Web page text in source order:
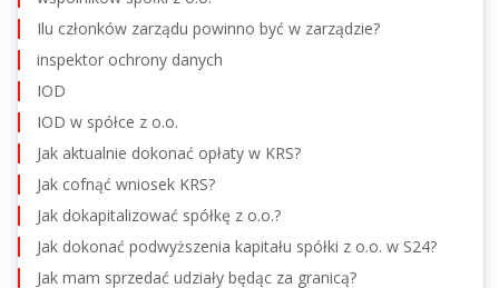
Ilu członków zarządu powinno być w zarządzie?
inspektor ochrony danych
IOD
IOD w spółce z o.o.
Jak aktualnie dokonać opłaty w KRS?
Jak cofnąć wniosek KRS?
Jak dokapitalizować spółkę z o.o.?
Jak dokonać podwyższenia kapitału spółki z o.o. w S24?
Jak mam sprzedać udziały będąc za granicą?